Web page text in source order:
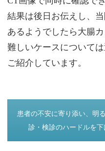
結果は後日お伝えし、
あるようでしたら大腸
難しいケースについて
ご紹介しています。
つぎのペ
患者の不安に寄り添い、明
診・検診のハードルを